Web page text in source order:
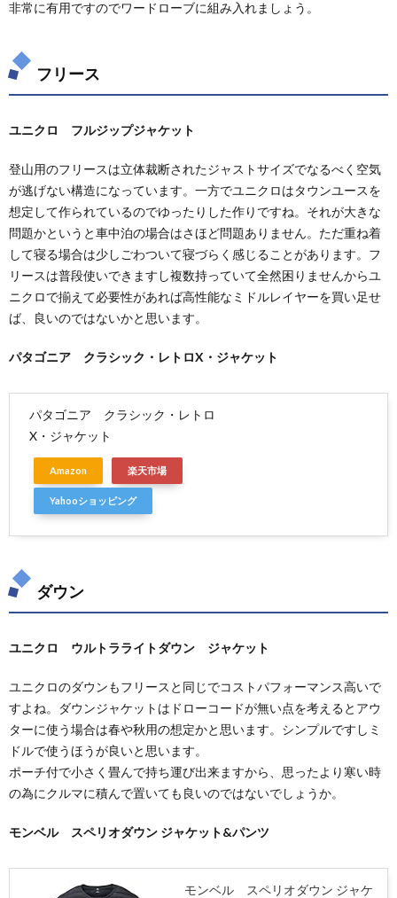
非常に有用ですのでワードローブに組み入れましょう。
フリース
ユニクロ フルジップジャケット
登山用のフリースは立体裁断されたジャストサイズでなるべく空気
が逃げない構造になっています。一方でユニクロはタウンユースを
想定して作られているのでゆったりした作りですね。それが大きな
問題かというと車中泊の場合はさほど問題ありません。ただ重ね着
して寝る場合は少しごわついて寝づらく感じることがあります。フ
リースは普段使いできますし複数持っていて全然困りませんからユ
ニクロで揃えて必要性があれば高性能なミドルレイヤーを買い足せ
ば、良いのではないかと思います。
パタゴニア クラシック・レトロX・ジャケット
パタゴニア クラシック・レトロ
X・ジャケット
Amazon 楽天市場
Yahooショッピング
ダウン
ユニクロ ウルトラライトダウン ジャケット
ユニクロのダウンもフリースと同じでコストパフォーマンス高いで
すよね。ダウンジャケットはドローコードが無い点を考えるとアウ
ターに使う場合は春や秋用の想定かと思います。シンプルですしミ
ドルで使うほうが良いと思います。
ポーチ付で小さく畳んで持ち運び出来ますから、思ったより寒い時
の為にクルマに積んで置いても良いのではないでしょうか。
モンベル スペリオダウン ジャケット&パンツ
モンベル スペリオダウン ジャケ